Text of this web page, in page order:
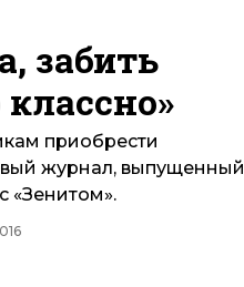
забить
приобрести
журнал, выпущенный
«Зенитом».